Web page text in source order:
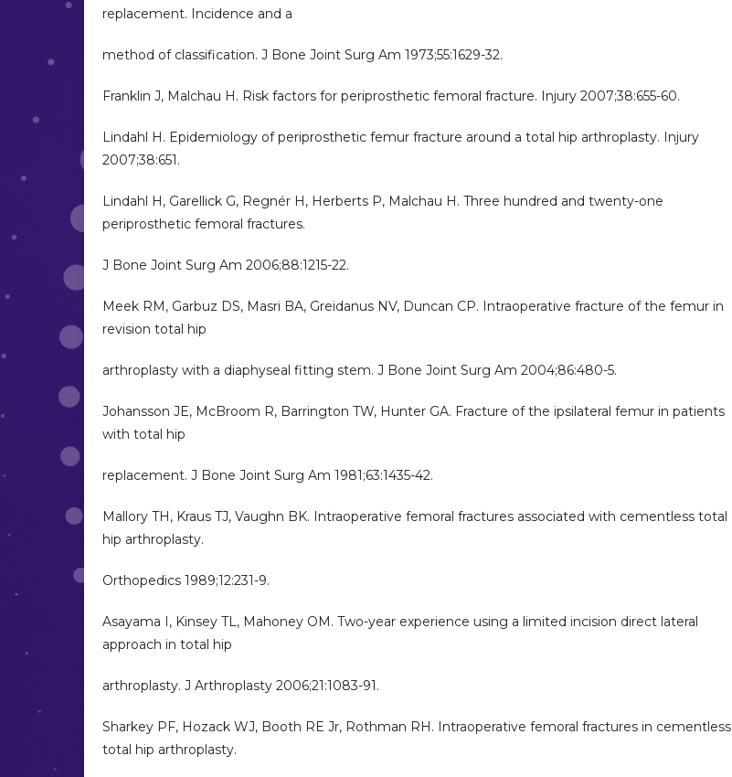
replacement. Incidence and a
method of classification. J Bone Joint Surg Am 1973;55:1629-32.
Franklin J, Malchau H. Risk factors for periprosthetic femoral fracture. Injury 2007;38:655-60.
Lindahl H. Epidemiology of periprosthetic femur fracture around a total hip arthroplasty. Injury
2007;38:651.
Lindahl H, Garellick G, Regnér H, Herberts P, Malchau H. Three hundred and twenty-one
periprosthetic femoral fractures.
J Bone Joint Surg Am 2006;88:1215-22.
Meek RM, Garbuz DS, Masri BA, Greidanus NV, Duncan CP. Intraoperative fracture of the femur in
revision total hip
arthroplasty with a diaphyseal fitting stem. J Bone Joint Surg Am 2004;86:480-5.
Johansson JE, McBroom R, Barrington TW, Hunter GA. Fracture of the ipsilateral femur in patients
with total hip
replacement. J Bone Joint Surg Am 1981;63:1435-42.
Mallory TH, Kraus TJ, Vaughn BK. Intraoperative femoral fractures associated with cementless total
hip arthroplasty.
Orthopedics 1989;12:231-9.
Asayama I, Kinsey TL, Mahoney OM. Two-year experience using a limited incision direct lateral
approach in total hip
arthroplasty. J Arthroplasty 2006;21:1083-91.
Sharkey PF, Hozack WJ, Booth RE Jr, Rothman RH. Intraoperative femoral fractures in cementless
total hip arthroplasty.